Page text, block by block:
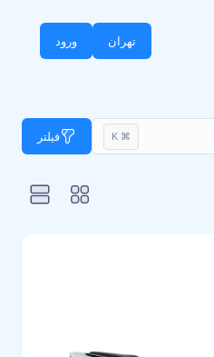
تهران ورود
⌘ K فیلتر